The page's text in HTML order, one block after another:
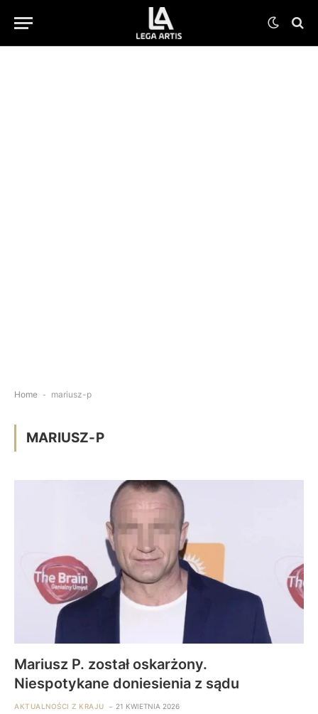
Home - mariusz-p
MARIUSZ-P
Mariusz P. został oskarżony.
Niespotykane doniesienia z sądu
AKTUALNOŚCI Z KRAJU 21 KWIETNIA 2026